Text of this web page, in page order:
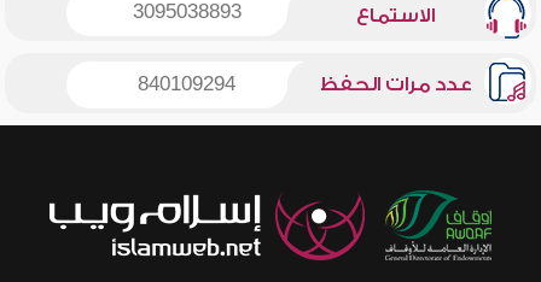
الاستماع 3095038893
عدد مرات الحفظ 840109294